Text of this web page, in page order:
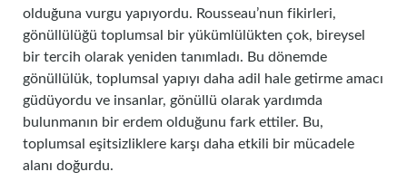
olduğuna vurgu yapıyordu. Rousseau’nun fikirleri,
gönüllülüğü toplumsal bir yükümlülükten çok, bireysel
bir tercih olarak yeniden tanımladı. Bu dönemde
gönüllülük, toplumsal yapıyı daha adil hale getirme amacı
güdüyordu ve insanlar, gönüllü olarak yardımda
bulunmanın bir erdem olduğunu fark ettiler. Bu,
toplumsal eşitsizliklere karşı daha etkili bir mücadele
alanı doğurdu.